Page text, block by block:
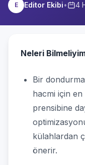
E Editor Ekibi• 4
Neleri
Bir
hacmi için
prensibine
külahlardan
önerir.